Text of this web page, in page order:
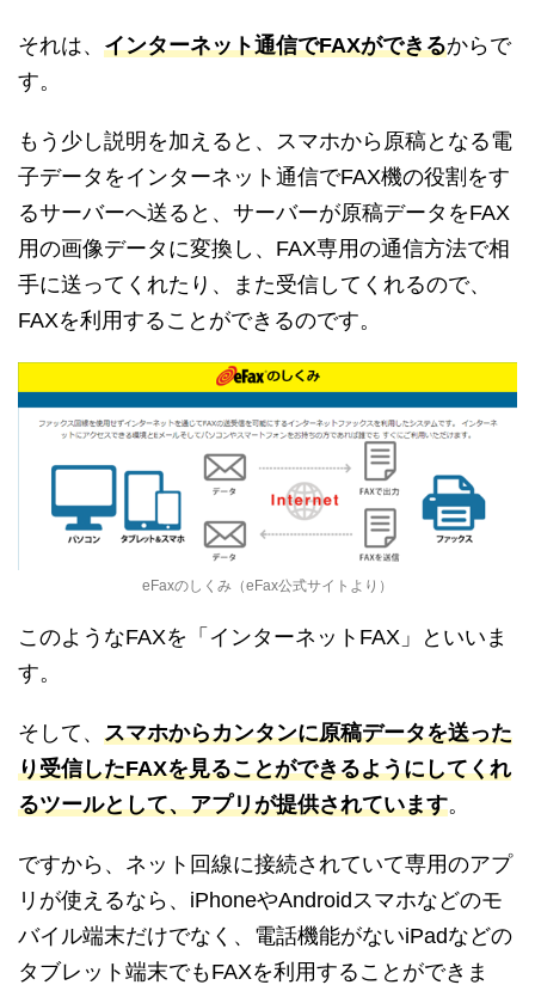
それは、 インターネット通信でFAXができるからで
す。
もう少し説明を加えると、スマホから原稿となる電
子データをインターネット通信でFAX機の役割をす
るサーバーへ送ると、サーバーが原稿データをFAX
用の画像データに変換し、FAX専用の通信方法で相
手に送ってくれたり、また受信してくれるので、
FAXを利用することができるのです。
eFaxのしくみ（eFax公式サイトより）
このようなFAXを「インターネットFAX」といいま
す。
そして、 スマホからカンタンに原稿データを送った
り受信したFAXを見ることができるようにしてくれ
るツールとして、アプリが提供されています。
ですから、ネット回線に接続されていて専用のアプ
リが使えるなら、iPhoneやAndroidスマホなどのモ
バイル端末だけでなく、電話機能がないiPadなどの
タブレット端末でもFAXを利用することができま